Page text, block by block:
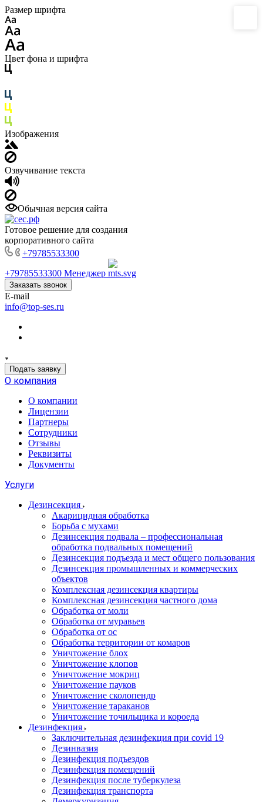
Размер шрифта
Цвет фона и шрифта
Изображения
Озвучивание текста
Обычная версия сайта
Готовое решение для создания
корпоративного сайта
+79785533300
+79785533300 Менеджер
Заказать звонок
E-mail
info@top-ses.ru
Подать заявку
О компания
О компании
Лицензии
Партнеры
Сотрудники
Отзывы
Реквизиты
Документы
Услуги
Дезинсекция
Акарицидная обработка
Борьба с мухами
Дезинсекция подвала – профессиональная
обработка подвальных помещений
Дезинсекция подъезда и мест общего пользования
Дезинсекция промышленных и коммерческих
объектов
Комплексная дезинсекция квартиры
Комплексная дезинсекция частного дома
Обработка от моли
Обработка от муравьев
Обработка от ос
Обработка территории от комаров
Уничтожение блох
Уничтожение клопов
Уничтожение мокриц
Уничтожение пауков
Уничтожение сколопендр
Уничтожение тараканов
Уничтожение точильщика и короеда
Дезинфекция
Заключительная дезинфекция при covid 19
Дезинвазия
Дезинфекция подъездов
Дезинфекция помещений
Дезинфекция после туберкулеза
Дезинфекция транспорта